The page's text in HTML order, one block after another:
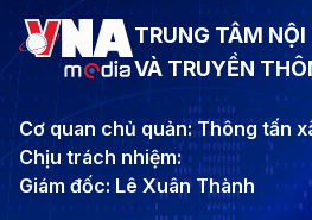
TRUNG TÂM NỘI
VÀ TRUYỀN
Cơ quan chủ quản: Thông tấn
Chịu trách nhiệm:
Giám đốc: Lê Xuân Thành